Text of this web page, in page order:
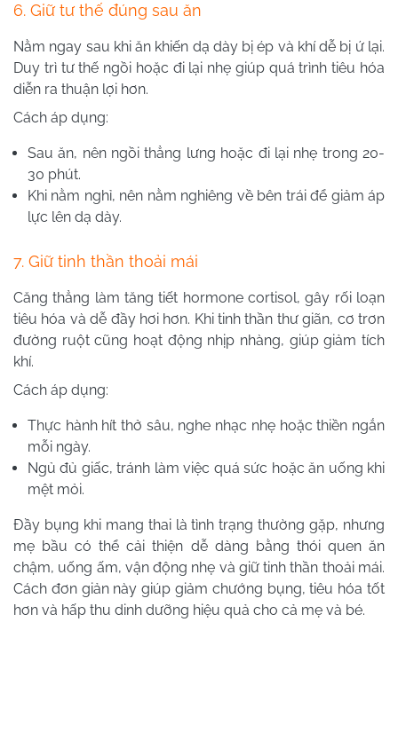
6. Giữ tư thế đúng sau ăn
Nằm ngay sau khi ăn khiến dạ dày bị ép và khí dễ bị ứ lại.
Duy trì tư thế ngồi hoặc đi lại nhẹ giúp quá trình tiêu hóa
diễn ra thuận lợi hơn.
Cách áp dụng:
Sau ăn, nên ngồi thẳng lưng hoặc đi lại nhẹ trong 20-
30 phút.
Khi nằm nghỉ, nên nằm nghiêng về bên trái để giảm áp
lực lên dạ dày.
7. Giữ tinh thần thoải mái
Căng thẳng làm tăng tiết hormone cortisol, gây rối loạn
tiêu hóa và dễ đầy hơi hơn. Khi tinh thần thư giãn, cơ trơn
đường ruột cũng hoạt động nhịp nhàng, giúp giảm tích
khí.
Cách áp dụng:
Thực hành hít thở sâu, nghe nhạc nhẹ hoặc thiền ngắn
mỗi ngày.
Ngủ đủ giấc, tránh làm việc quá sức hoặc ăn uống khi
mệt mỏi.
Đầy bụng khi mang thai là tình trạng thường gặp, nhưng
mẹ bầu có thể cải thiện dễ dàng bằng thói quen ăn
chậm, uống ấm, vận động nhẹ và giữ tinh thần thoải mái.
Cách đơn giản này giúp giảm chướng bụng, tiêu hóa tốt
hơn và hấp thu dinh dưỡng hiệu quả cho cả mẹ và bé.